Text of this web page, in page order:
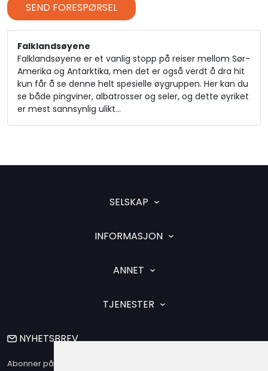
SEND FORESPØRSEL
Falklandsøyene
Falklandsøyene er et vanlig stopp på reiser mellom Sør-
Amerika og Antarktika, men det er også verdt å dra hit
kun får å se denne helt spesielle øygruppen. Her kan du
se både pingviner, albatrosser og seler, og dette øyriket
er mest sannsynlig ulikt…
SELSKAP
INFORMASJON
ANNET
TJENESTER
NYHETSBREV
Abonner på vårt nyhetsbrev og få våre siste nyheter og tilbud